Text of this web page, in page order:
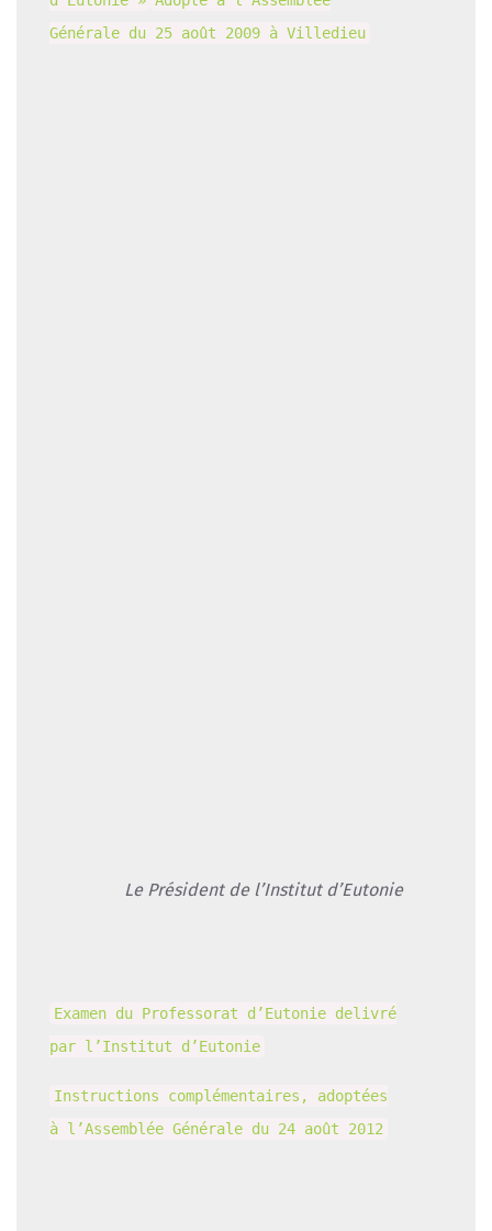
Générale du 25 août 2009 à Villedieu
Le Président de l’Institut d’Eutonie
Examen du Professorat d’Eutonie delivré
par l’Institut d’Eutonie
Instructions complémentaires, adoptées
à l’Assemblée Générale du 24 août 2012